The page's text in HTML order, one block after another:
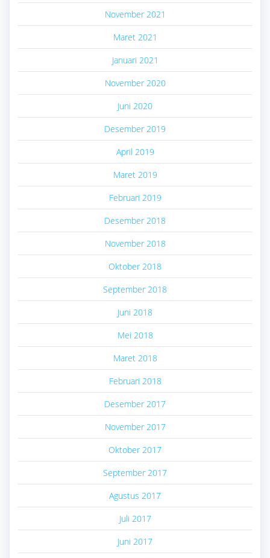
November 2021
Maret 2021
Januari 2021
November 2020
Juni 2020
Desember 2019
April 2019
Maret 2019
Februari 2019
Desember 2018
November 2018
Oktober 2018
September 2018
Juni 2018
Mei 2018
Maret 2018
Februari 2018
Desember 2017
November 2017
Oktober 2017
September 2017
Agustus 2017
Juli 2017
Juni 2017